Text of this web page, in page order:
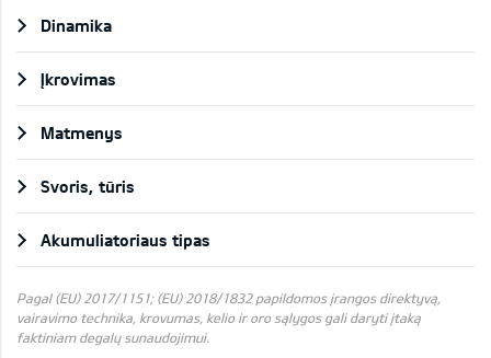
Dinamika
Įkrovimas
Matmenys
Svoris, tūris
Akumuliatoriaus tipas
Pagal (EU) 2017/1151; (EU) 2018/1832 papildomos įrangos direktyvą,
vairavimo technika, krovumas, kelio ir oro sąlygos gali daryti įtaką
faktiniam degalų sunaudojimui.